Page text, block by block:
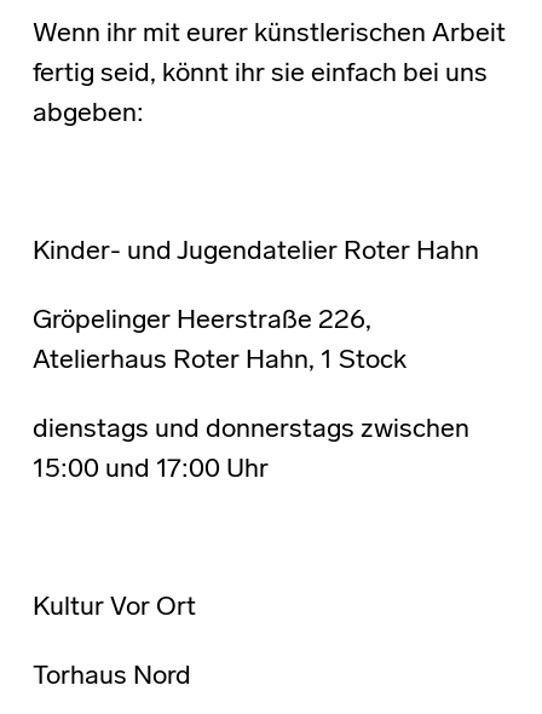
Wenn ihr mit eurer künstlerischen Arbeit
fertig seid, könnt ihr sie einfach bei uns
abgeben:
Kinder- und Jugendatelier Roter Hahn
Gröpelinger Heerstraße 226,
Atelierhaus Roter Hahn, 1 Stock
dienstags und donnerstags zwischen
15:00 und 17:00 Uhr
Kultur Vor Ort
Torhaus Nord